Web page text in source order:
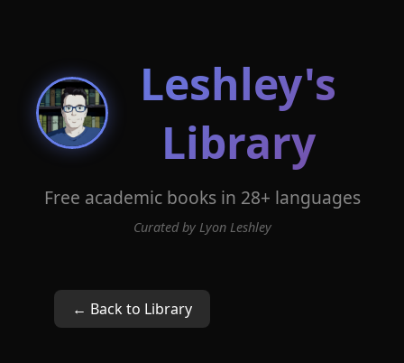
Leshley's
Library
Free academic books in 28+ languages
Curated by Lyon Leshley
← Back to Library